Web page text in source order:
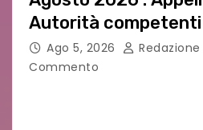
Autorità competenti
Ago 5, 2026 Redazione
Commento